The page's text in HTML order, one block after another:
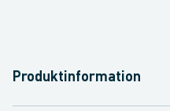
Produktinformation